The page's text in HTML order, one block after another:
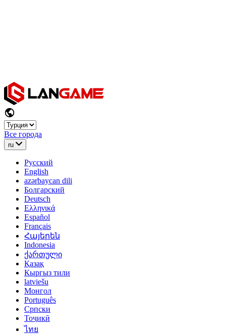
Все города
ru
Русский
English
azərbaycan dili
Болгарский
Deutsch
Ελληνικά
Español
Français
Հայերեն
Indonesia
ქართული
Қазақ
Кыргыз тили
latviešu
Монгол
Português
Српски
Тоҷикӣ
ไทย